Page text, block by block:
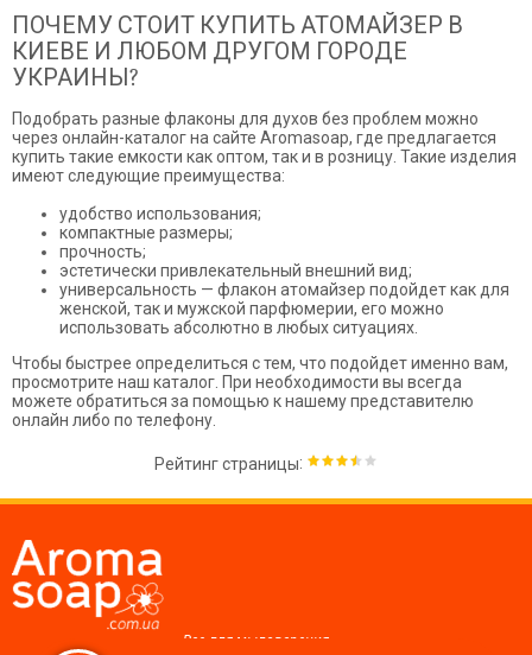
ПОЧЕМУ СТОИТ КУПИТЬ АТОМАЙЗЕР В
КИЕВЕ И ЛЮБОМ ДРУГОМ ГОРОДЕ
УКРАИНЫ?
Подобрать разные флаконы для духов без проблем можно
через онлайн-каталог на сайте Aromasoap, где предлагается
купить такие емкости как оптом, так и в розницу. Такие изделия
имеют следующие преимущества:
удобство использования;
компактные размеры;
прочность;
эстетически привлекательный внешний вид;
универсальность — флакон атомайзер подойдет как для
женской, так и мужской парфюмерии, его можно
использовать абсолютно в любых ситуациях.
Чтобы быстрее определиться с тем, что подойдет именно вам,
просмотрите наш каталог. При необходимости вы всегда
можете обратиться за помощью к нашему представителю
онлайн либо по телефону.
Рейтинг страницы:
Все для мыловарения,